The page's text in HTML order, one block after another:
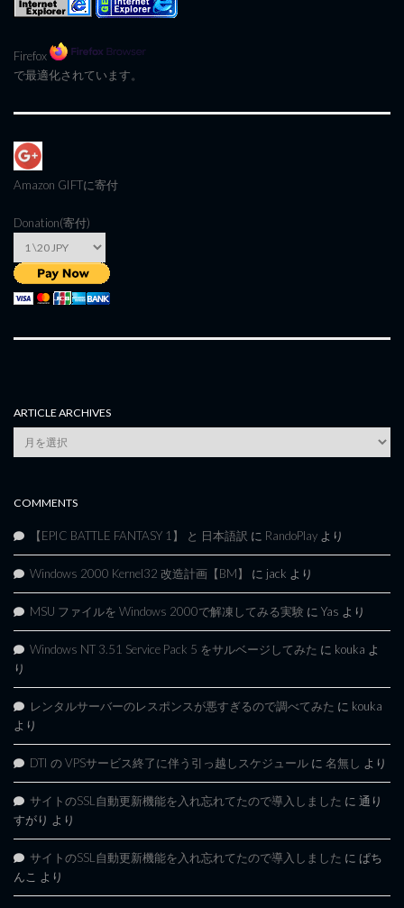
Firefox
で最適化されています。
Amazon GIFTに寄付
Donation(寄付)
ARTICLE ARCHIVES
Article
Archives
COMMENTS
【EPIC BATTLE FANTASY 1】 と 日本語訳 に RandoPlay より
Windows 2000 Kernel32 改造計画【BM】 に jack より
MSU ファイルを Windows 2000で解凍してみる実験 に Yas より
Windows NT 3.51 Service Pack 5 をサルベージしてみた に kouka よ
り
レンタルサーバーのレスポンスが悪すぎるので調べてみた に kouka
より
DTI の VPSサービス終了に伴う引っ越しスケジュール に 名無し より
サイトのSSL自動更新機能を入れ忘れてたので導入しました に 通り
すがり より
サイトのSSL自動更新機能を入れ忘れてたので導入しました に ぱち
んこ より